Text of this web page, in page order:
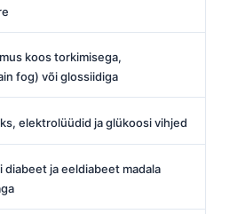
koos torkimisega,
fog) või glossiidiga
elektrolüüdid ja glükoosi vihjed
diabeet ja eeldiabeet madala